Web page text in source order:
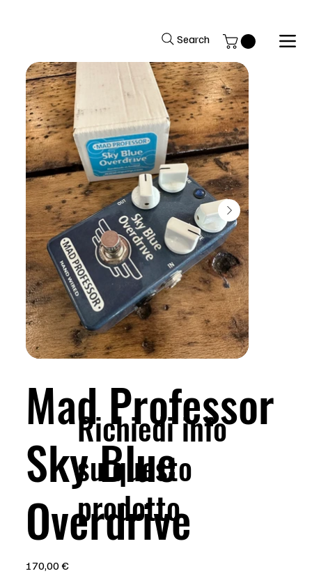
Search
Mad Professor
Sky Blue
Overdrive
170,00 €
Richiedi info
su questo
prodotto